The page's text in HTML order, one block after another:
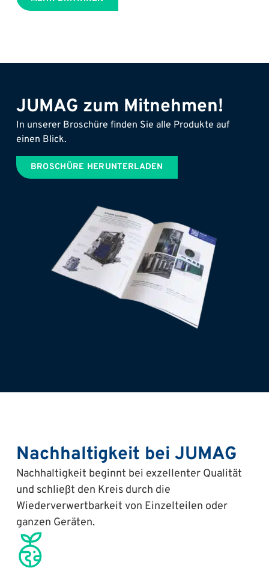
JUMAG zum Mitnehmen!
In unserer Broschüre finden Sie alle Produkte auf
einen Blick.
BROSCHÜRE HERUNTERLADEN
Nachhaltigkeit bei JUMAG
Nachhaltigkeit beginnt bei exzellenter Qualität
und schließt den Kreis durch die
Wiederverwertbarkeit von Einzelteilen oder
ganzen Geräten.